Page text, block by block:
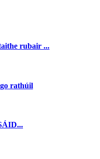
rubair ...
rathúil